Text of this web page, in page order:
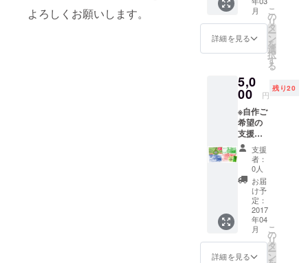
よろしくお願いします。
付、
シェア
ハウス
企画作
プ時に
投票さ
せて頂
きま
す。 ※
参加券
１枚
は、お
１人分
です。
※休憩場
所は、
洋館を
ご利用
できま
す。 ※
車で１
を贈ら
せて頂
きま
す。ま
た、洋
館「ま
キャラ
クター
の名前
アイデ
アを事
前に
メール
にて受
付、
シェア
ハウス
企画作
りワー
ショッ
プ時に
投票さ
月
詳細を見る
こ
の
リ
タ
ー
ン
を
選
択
す
る
5,0
00 円
残り20
※自作ご
希望の
支援者
様に
は、掛
札を郵
送させ
て頂き
ますの
で、お
名前を
自由に
書く
（また
支援
者：
0人
お届
け予
定：
2017
年04
月
詳細を見る
こ
の
リ
タ
ー
ン